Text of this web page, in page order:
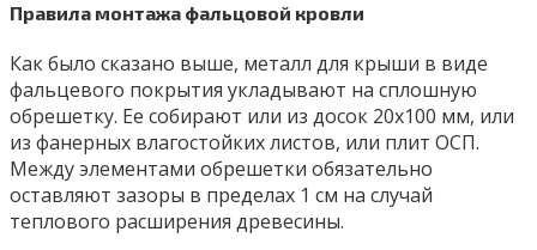
Правила монтажа фальцовой кровли
Как было сказано выше, металл для крыши в виде
фальцевого покрытия укладывают на сплошную
обрешетку. Ее собирают или из досок 20х100 мм, или
из фанерных влагостойких листов, или плит ОСП.
Между элементами обрешетки обязательно
оставляют зазоры в пределах 1 см на случай
теплового расширения древесины.